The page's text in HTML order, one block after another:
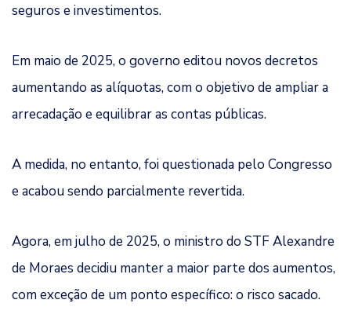
seguros e investimentos.
Em maio de 2025, o governo editou novos decretos
aumentando as alíquotas, com o objetivo de ampliar a
arrecadação e equilibrar as contas públicas.
A medida, no entanto, foi questionada pelo Congresso
e acabou sendo parcialmente revertida.
Agora, em julho de 2025, o ministro do STF Alexandre
de Moraes decidiu manter a maior parte dos aumentos,
com exceção de um ponto específico: o risco sacado.